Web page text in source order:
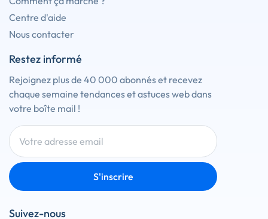
Centre d'aide
Nous contacter
Restez informé
Rejoignez plus de 40 000 abonnés et recevez
chaque semaine tendances et astuces web dans
votre boîte mail !
S'inscrire
Suivez-nous